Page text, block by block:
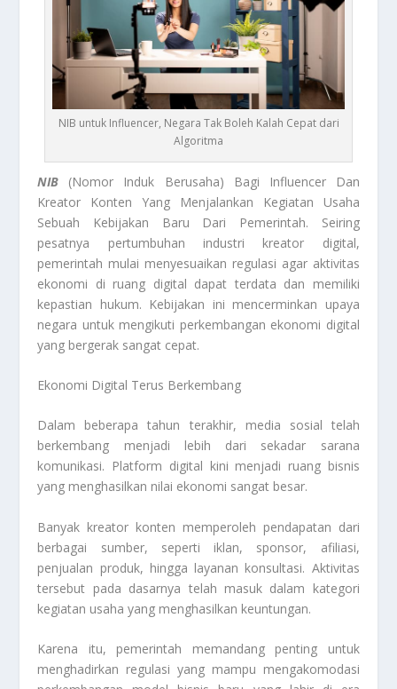
NIB untuk Influencer, Negara Tak Boleh Kalah Cepat dari
Algoritma
NIB (Nomor Induk Berusaha) Bagi Influencer Dan
Kreator Konten Yang Menjalankan Kegiatan Usaha
Sebuah Kebijakan Baru Dari Pemerintah. Seiring
pesatnya pertumbuhan industri kreator digital,
pemerintah mulai menyesuaikan regulasi agar aktivitas
ekonomi di ruang digital dapat terdata dan memiliki
kepastian hukum. Kebijakan ini mencerminkan upaya
negara untuk mengikuti perkembangan ekonomi digital
yang bergerak sangat cepat.
Ekonomi Digital Terus Berkembang
Dalam beberapa tahun terakhir, media sosial telah
berkembang menjadi lebih dari sekadar sarana
komunikasi. Platform digital kini menjadi ruang bisnis
yang menghasilkan nilai ekonomi sangat besar.
Banyak kreator konten memperoleh pendapatan dari
berbagai sumber, seperti iklan, sponsor, afiliasi,
penjualan produk, hingga layanan konsultasi. Aktivitas
tersebut pada dasarnya telah masuk dalam kategori
kegiatan usaha yang menghasilkan keuntungan.
Karena itu, pemerintah memandang penting untuk
menghadirkan regulasi yang mampu mengakomodasi